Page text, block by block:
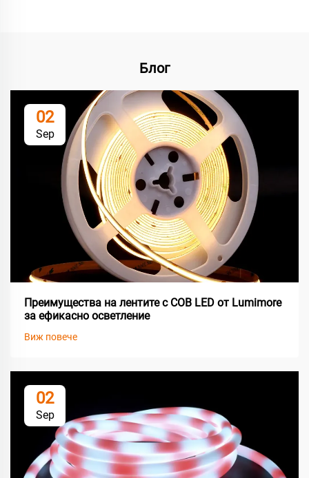
Блог
02
Sep
Преимущества на лентите с COB LED от Lumimore
за ефикасно осветление
Виж повече
02
Sep